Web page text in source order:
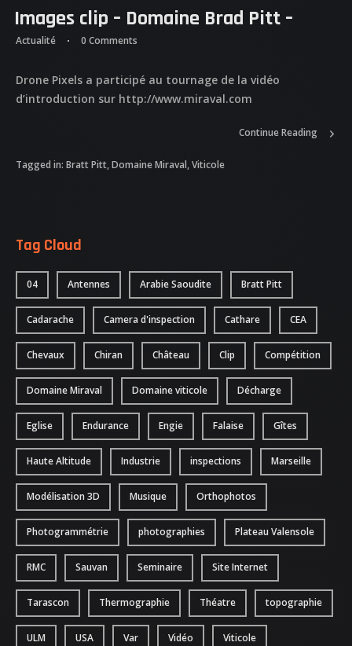
ACCUEIL
PRESTATIONS
QUI EST DERRIERE
NOUS CONTACTER
ATTESTATIONS
Images clip – Domaine Brad Pitt –
Actualité 0 Comments
Drone Pixels a participé au tournage de la vidéo
d’introduction sur http://www.miraval.com
Tagged in: Bratt Pitt,Domaine Miraval,Viticole
Continue Reading
Tag Cloud
04 Antennes Arabie Saoudite Bratt Pitt
Cadarache Camera d'inspection Cathare CEA
Chevaux Chiran Château Clip Compétition
Domaine Miraval Domaine viticole Décharge
Eglise Endurance Engie Falaise Gîtes
Haute Altitude Industrie inspections Marseille
Modélisation 3D Musique Orthophotos
Photogrammétrie photographies Plateau Valensole
RMC Sauvan Seminaire Site Internet
Tarascon Thermographie Théatre topographie
ULM USA Var Vidéo Viticole